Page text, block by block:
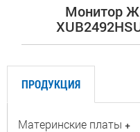
Монитор
ПРОДУКЦИЯ
Материнские платы +